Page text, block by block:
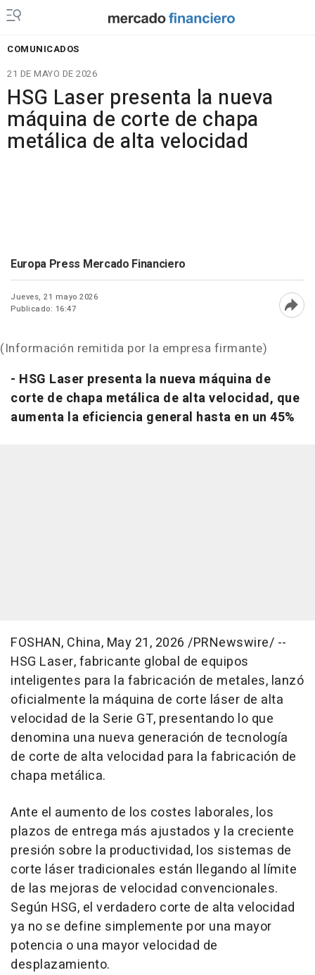
COMUNICADOS
21 DE MAYO DE 2026
HSG Laser presenta la nueva
máquina de corte de chapa
metálica de alta velocidad
Europa Press Mercado Financiero
Jueves, 21 mayo 2026
Publicado: 16:47
(Información remitida por la empresa firmante)
- HSG Laser presenta la nueva máquina de
corte de chapa metálica de alta velocidad, que
aumenta la eficiencia general hasta en un 45%
FOSHAN, China, May 21, 2026 /PRNewswire/ --
HSG Laser, fabricante global de equipos
inteligentes para la fabricación de metales, lanzó
oficialmente la máquina de corte láser de alta
velocidad de la Serie GT, presentando lo que
denomina una nueva generación de tecnología
de corte de alta velocidad para la fabricación de
chapa metálica.
Ante el aumento de los costes laborales, los
plazos de entrega más ajustados y la creciente
presión sobre la productividad, los sistemas de
corte láser tradicionales están llegando al límite
de las mejoras de velocidad convencionales.
Según HSG, el verdadero corte de alta velocidad
ya no se define simplemente por una mayor
potencia o una mayor velocidad de
desplazamiento.